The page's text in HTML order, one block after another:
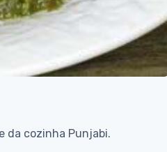
da cozinha Punjabi.